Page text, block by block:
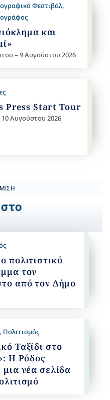
Φεστιβάλ,
και
– 9 Αυγούστου 2026
Press Start Tour
Αυγούστου 2026
πολιτιστικό
τον
από τον Δήμο
, Πολιτισμός
Ταξίδι στο
Η Ρόδος
νέα σελίδα